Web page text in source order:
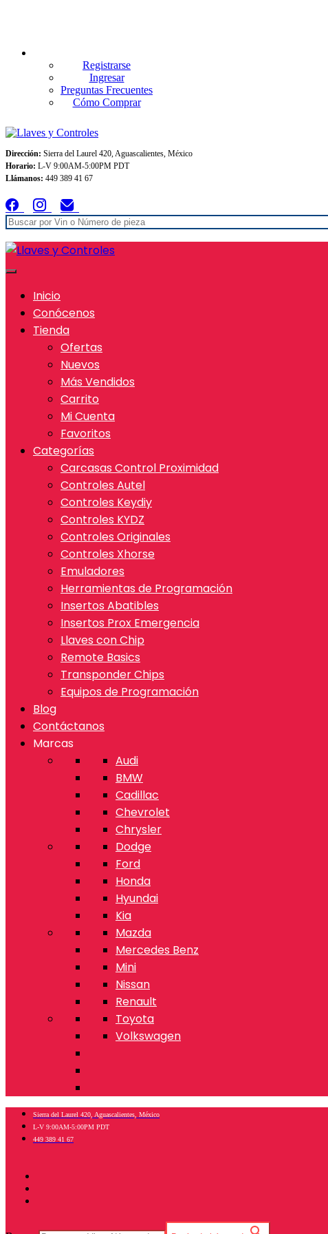
Registrarse
Ingresar
Preguntas Frecuentes
Cómo Comprar
Dirección: Sierra del Laurel 420, Aguascalientes, México
Horario: L-V 9:00AM-5:00PM PDT
Llámanos: 449 389 41 67
Inicio
Conócenos
Tienda
Ofertas
Nuevos
Más Vendidos
Carrito
Mi Cuenta
Favoritos
Categorías
Carcasas Control Proximidad
Controles Autel
Controles Keydiy
Controles KYDZ
Controles Originales
Controles Xhorse
Emuladores
Herramientas de Programación
Insertos Abatibles
Insertos Prox Emergencia
Llaves con Chip
Remote Basics
Transponder Chips
Equipos de Programación
Blog
Contáctanos
Marcas
Audi
BMW
Cadillac
Chevrolet
Chrysler
Dodge
Ford
Honda
Hyundai
Kia
Mazda
Mercedes Benz
Mini
Nissan
Renault
Toyota
Volkswagen
Sierra del Laurel 420, Aguascalientes, México
L-V 9:00AM-5:00PM PDT
449 389 41 67